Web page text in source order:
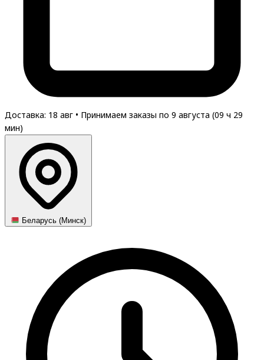
Доставка: 18 авг • Принимаем заказы по 9 августа (09 ч 29
мин)
Беларусь (Минск)